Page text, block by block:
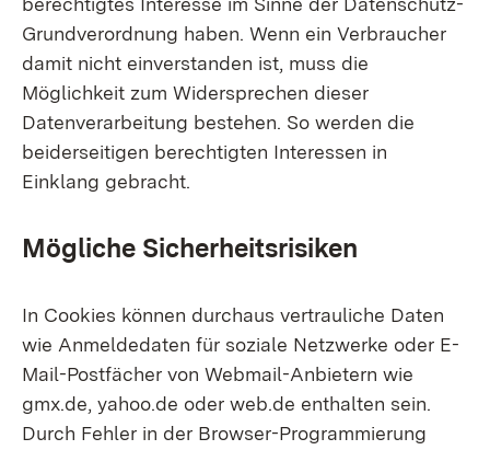
Grundverordnung haben. Wenn ein Verbraucher
damit nicht einverstanden ist, muss die
Möglichkeit zum Widersprechen dieser
Datenverarbeitung bestehen. So werden die
beiderseitigen berechtigten Interessen in
Einklang gebracht.
Mögliche Sicherheitsrisiken
In Cookies können durchaus vertrauliche Daten
wie Anmeldedaten für soziale Netzwerke oder E-
Mail-Postfächer von Webmail-Anbietern wie
gmx.de, yahoo.de oder web.de enthalten sein.
Durch Fehler in der Browser-Programmierung